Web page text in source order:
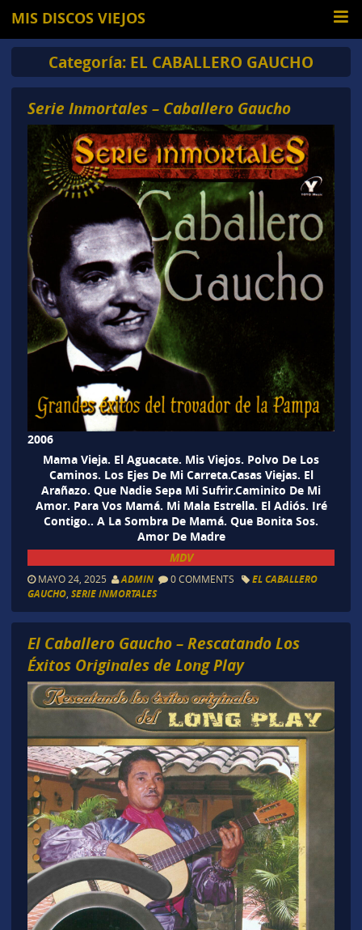
MIS DISCOS VIEJOS
Categoría: EL CABALLERO GAUCHO
Serie Inmortales – Caballero Gaucho
2006
Mama Vieja. El Aguacate. Mis Viejos. Polvo De Los
Caminos. Los Ejes De Mi Carreta.Casas Viejas. El
Arañazo. Que Nadie Sepa Mi Sufrir.Caminito De Mi
Amor. Para Vos Mamá. Mi Mala Estrella. El Adiós. Iré
Contigo.. A La Sombra De Mamá. Que Bonita Sos.
Amor De Madre
MDV
MAYO 24, 2025 ADMIN 0 COMMENTS
EL CABALLERO
GAUCHO, SERIE INMORTALES
El Caballero Gaucho – Rescatando Los
Éxitos Originales de Long Play